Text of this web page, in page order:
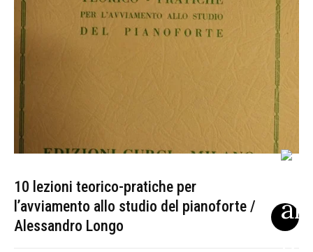
10 lezioni teorico-pratiche per
l’avviamento allo studio del pianoforte /
Alessandro Longo